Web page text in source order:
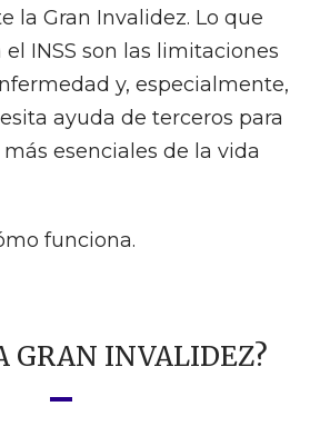
la Gran Invalidez. Lo que
INSS son las limitaciones
y, especialmente,
ayuda de terceros para
esenciales de la vida
funciona.
GRAN INVALIDEZ?